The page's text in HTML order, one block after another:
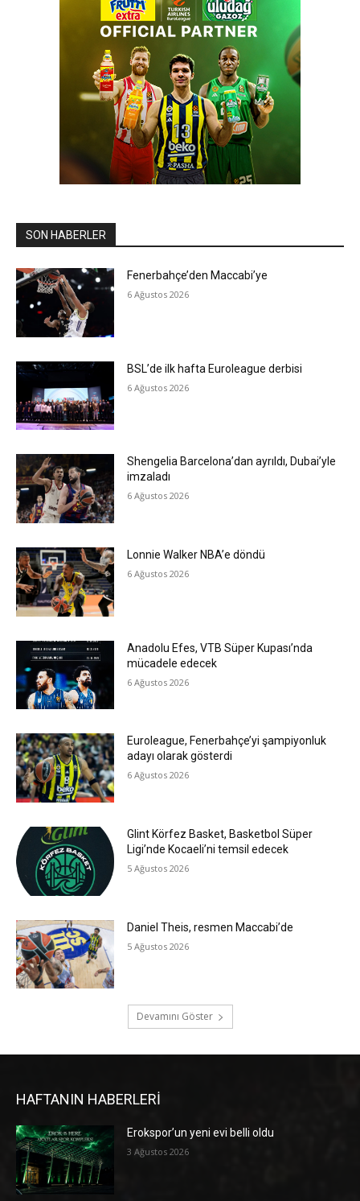
SON HABERLER
Fenerbahçe’den Maccabi’ye
6 Ağustos 2026
BSL’de ilk hafta Euroleague derbisi
6 Ağustos 2026
Shengelia Barcelona’dan ayrıldı, Dubai’yle
imzaladı
6 Ağustos 2026
Lonnie Walker NBA’e döndü
6 Ağustos 2026
Anadolu Efes, VTB Süper Kupası’nda
mücadele edecek
6 Ağustos 2026
Euroleague, Fenerbahçe’yi şampiyonluk
adayı olarak gösterdi
6 Ağustos 2026
Glint Körfez Basket, Basketbol Süper
Ligi’nde Kocaeli’ni temsil edecek
5 Ağustos 2026
Daniel Theis, resmen Maccabi’de
5 Ağustos 2026
Devamını Göster
HAFTANIN HABERLERİ
Erokspor’un yeni evi belli oldu
3 Ağustos 2026